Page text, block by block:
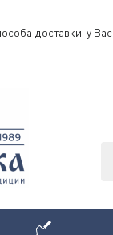
доставки, у